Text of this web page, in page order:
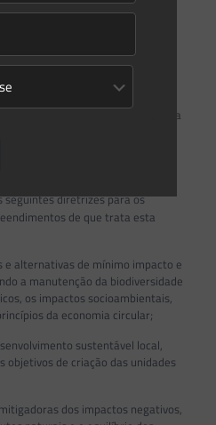
não isenta as
de observarem a legislação
consultar outros órgãos
da prévia aprovação de que trata
às unidades de conservação de
pela legislação como de
diretrizes para os
de que trata esta
alternativas de mínimo impacto e
a manutenção da biodiversidade
os impactos socioambientais,
da economia circular;
sustentável local,
objetivos de criação das unidades
dos impactos negativos,